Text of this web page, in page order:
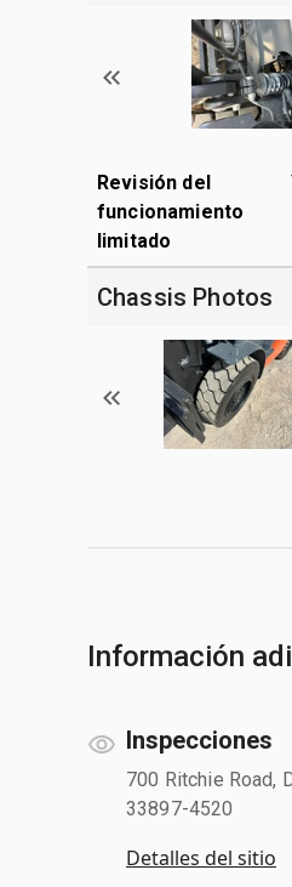
Revisión del
funcionamiento
limitado
Chassis Photos
Información
Inspecciones
700 Ritchie Road,
33897-4520
Detalles del sitio